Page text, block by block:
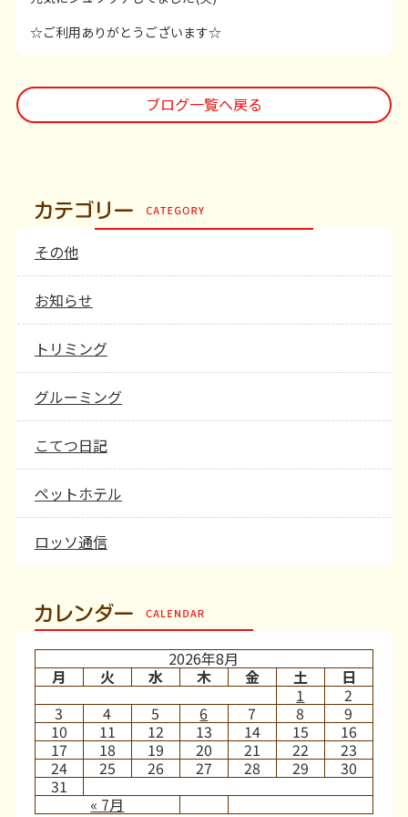
☆ご利用ありがとうございます☆
ブログ一覧へ戻る
その他
お知らせ
トリミング
グルーミング
こてつ日記
ペットホテル
ロッソ通信
カレンダー
2026年8月
月
火 水 木 金 土 日
« 7月
1
2
3
4 5 6 7 8
9
10
11 12 13 14 15
16
17
18 19 20 21 22
23
24
25 26 27 28 29
30
31